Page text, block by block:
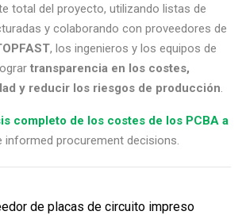
total del proyecto, utilizando listas de
y colaborando con proveedores de
, los ingenieros y los equipos de
transparencia en los costes,
y reducir los riesgos de producción
completo de los costes de los PCBA a
informed procurement decisions.
de placas de circuito impreso